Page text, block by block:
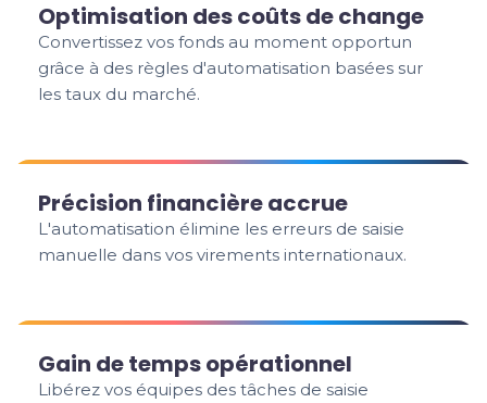
Optimisation des coûts de change
Convertissez vos fonds au moment opportun
grâce à des règles d'automatisation basées sur
les taux du marché.
Précision financière accrue
L'automatisation élimine les erreurs de saisie
manuelle dans vos virements internationaux.
Gain de temps opérationnel
Libérez vos équipes des tâches de saisie